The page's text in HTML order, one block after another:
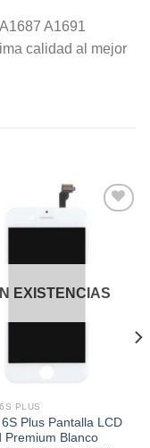
A1691
calidad al mejor
EXISTENCIAS
PLUS
Plus Pantalla LCD
Premium Blanco